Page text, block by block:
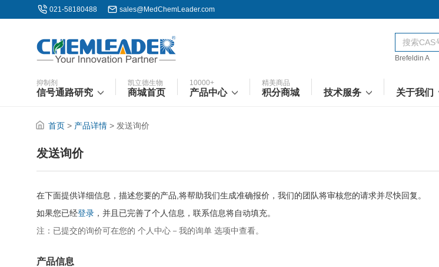
021-58180488 sales@MedChemLeader.com
Brefeldin A
抑制剂
信号通路研究
凯立德生物
商城首页
10000+
产品中心
精美商品
积分商城 技术服务 关于我们
首页 > 产品详情 > 发送询价
发送询价
在下面提供详细信息，描述您要的产品,将帮助我们生成准确报价，我们的团队将审核您的请求并尽快回复。
如果您已经登录 ，并且已完善了个人信息，联系信息将自动填充。
注：已提交的询价可在您的 个人中心－我的询单 选项中查看。
产品信息